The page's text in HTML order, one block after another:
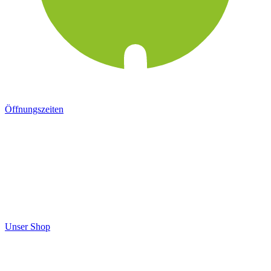
Öffnungszeiten
Unser Shop